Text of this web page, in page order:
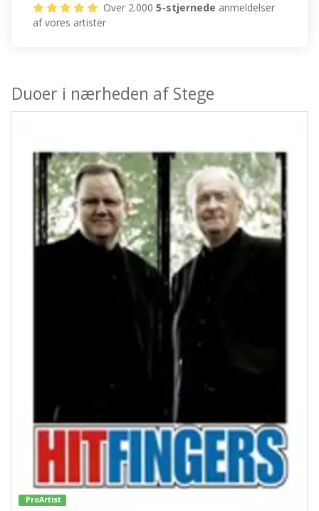
Over 2.0005-stjernede anmeldelser
af vores artister
Duoer i nærheden af Stege
ProArtist